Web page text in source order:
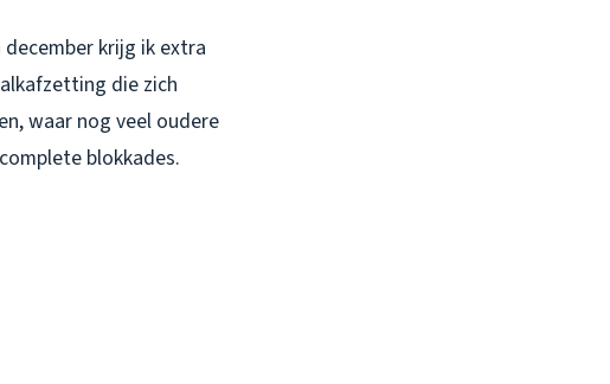
krijg ik extra
die zich
waar nog veel oudere
blokkades.